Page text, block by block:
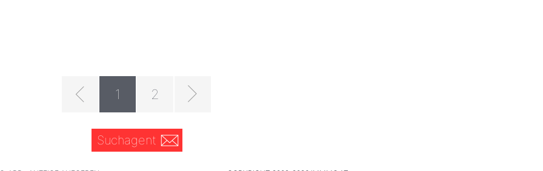
1 2
Suchagent